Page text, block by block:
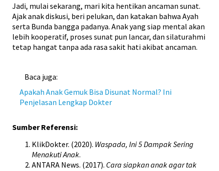
Jadi, mulai sekarang, mari kita hentikan ancaman sunat.
Ajak anak diskusi, beri pelukan, dan katakan bahwa Ayah
serta Bunda bangga padanya. Anak yang siap mental akan
lebih kooperatif, proses sunat pun lancar, dan silaturahmi
tetap hangat tanpa ada rasa sakit hati akibat ancaman.
Baca juga:
Apakah Anak Gemuk Bisa Disunat Normal? Ini
Penjelasan Lengkap Dokter
Sumber Referensi:
KlikDokter. (2020). Waspada, Ini 5 Dampak Sering
Menakuti Anak.
ANTARA News. (2017). Cara siapkan anak agar tak